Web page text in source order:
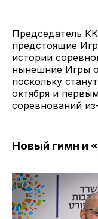
Председатель
предстоящие
истории
нынешние Игры
поскольку
октября и
соревнований
Новый гимн и